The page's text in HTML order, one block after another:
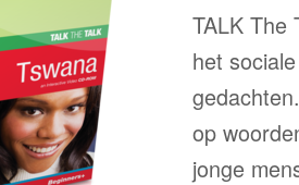
TALK The
het
op
jonge